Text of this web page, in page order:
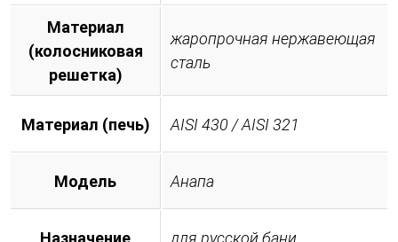
Материал
(колосниковая
решетка)
жаропрочная нержавеющая
сталь
Материал (печь) AISI 430 / AISI 321
Модель Анапа
Назначение для русской бани